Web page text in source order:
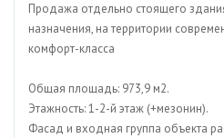
Продажа отдельно стоящего
назначения, на территории
комфорт-класса
Общая площадь: 973,9 м2.
Этажность: 1-2-й этаж (+мезонин).
Фасад и входная группа объекта